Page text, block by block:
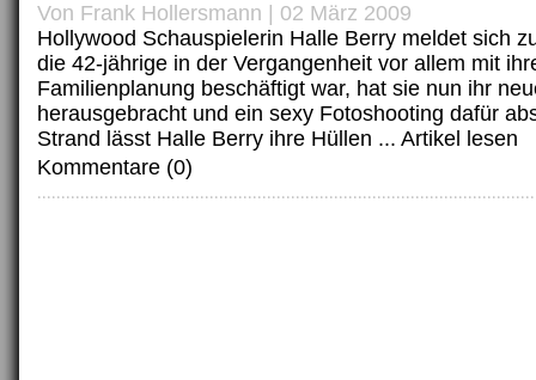
Von Frank Hollersmann | 02 März 2009
Hollywood Schauspielerin Halle Berry meldet sich
die 42-jährige in der Vergangenheit vor allem mit
Familienplanung beschäftigt war, hat sie nun ihr
herausgebracht und ein sexy Fotoshooting dafür
Strand lässt Halle Berry ihre Hüllen ... Artikel lesen
Kommentare (0)